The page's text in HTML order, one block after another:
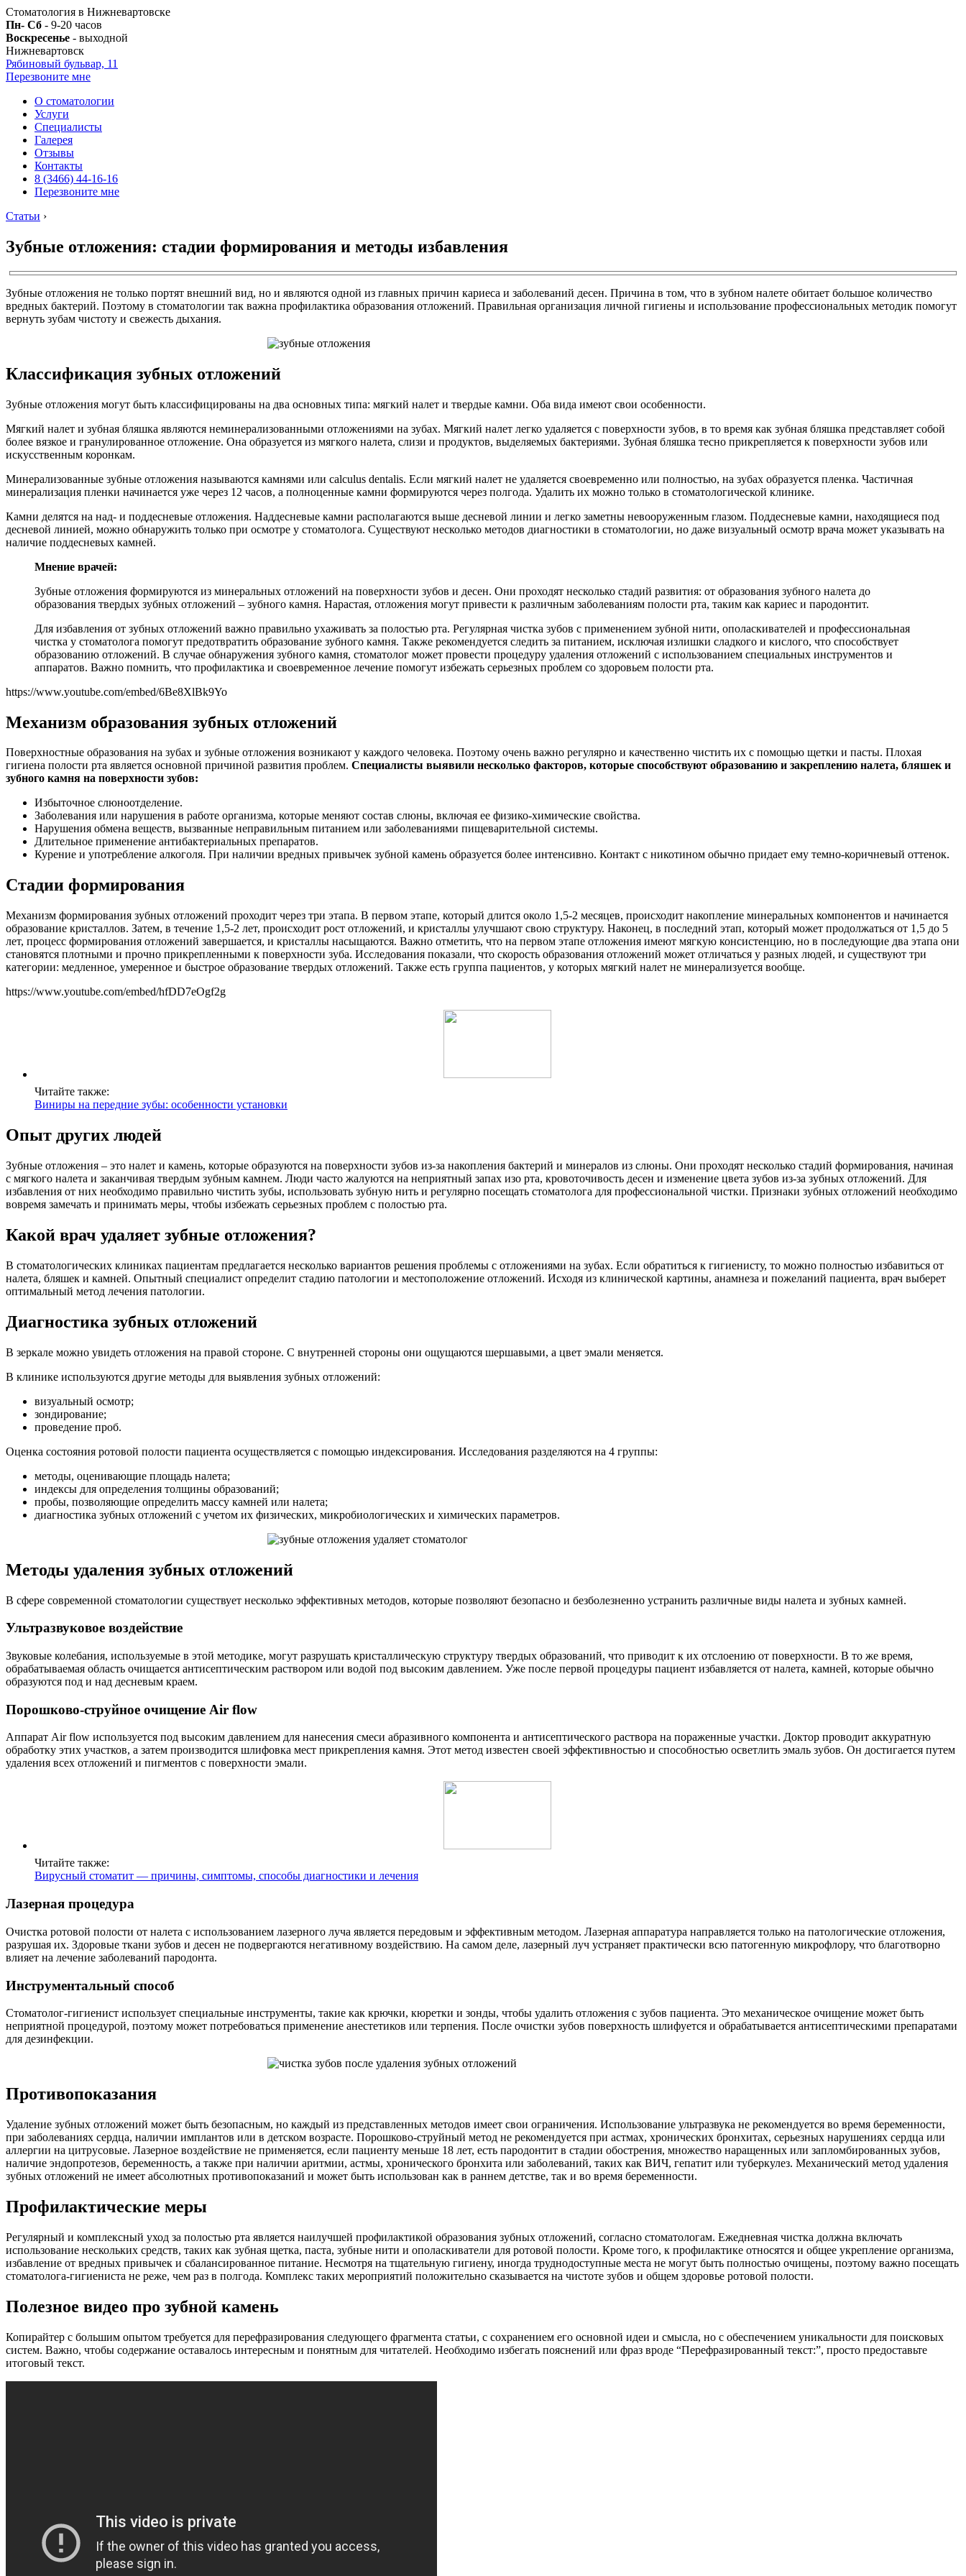
Стоматология в Нижневартовске
Пн- Сб - 9-20 часов
Воскресенье - выходной
Нижневартовск
Рябиновый бульвар, 11
Перезвоните мне
О стоматологии
Услуги
Специалисты
Галерея
Отзывы
Контакты
8 (3466) 44-16-16
Перезвоните мне
Статьи ›
Зубные отложения: стадии формирования и методы избавления
Зубные отложения не только портят внешний вид, но и являются одной из главных причин кариеса и заболеваний десен. Причина в том, что в зубном налете обитает большое количество
вредных бактерий. Поэтому в стоматологии так важна профилактика образования отложений. Правильная организация личной гигиены и использование профессиональных методик помогут
вернуть зубам чистоту и свежесть дыхания.
Классификация зубных отложений
Зубные отложения могут быть классифицированы на два основных типа: мягкий налет и твердые камни. Оба вида имеют свои особенности.
Мягкий налет и зубная бляшка являются неминерализованными отложениями на зубах. Мягкий налет легко удаляется с поверхности зубов, в то время как зубная бляшка представляет собой
более вязкое и гранулированное отложение. Она образуется из мягкого налета, слизи и продуктов, выделяемых бактериями. Зубная бляшка тесно прикрепляется к поверхности зубов или
искусственным коронкам.
Минерализованные зубные отложения называются камнями или calculus dentalis. Если мягкий налет не удаляется своевременно или полностью, на зубах образуется пленка. Частичная
минерализация пленки начинается уже через 12 часов, а полноценные камни формируются через полгода. Удалить их можно только в стоматологической клинике.
Камни делятся на над- и поддесневые отложения. Наддесневые камни располагаются выше десневой линии и легко заметны невооруженным глазом. Поддесневые камни, находящиеся под
десневой линией, можно обнаружить только при осмотре у стоматолога. Существуют несколько методов диагностики в стоматологии, но даже визуальный осмотр врача может указывать на
наличие поддесневых камней.
Мнение врачей:
Зубные отложения формируются из минеральных отложений на поверхности зубов и десен. Они проходят несколько стадий развития: от образования зубного налета до
образования твердых зубных отложений – зубного камня. Нарастая, отложения могут привести к различным заболеваниям полости рта, таким как кариес и пародонтит.
Для избавления от зубных отложений важно правильно ухаживать за полостью рта. Регулярная чистка зубов с применением зубной нити, ополаскивателей и профессиональная
чистка у стоматолога помогут предотвратить образование зубного камня. Также рекомендуется следить за питанием, исключая излишки сладкого и кислого, что способствует
образованию отложений. В случае обнаружения зубного камня, стоматолог может провести процедуру удаления отложений с использованием специальных инструментов и
аппаратов. Важно помнить, что профилактика и своевременное лечение помогут избежать серьезных проблем со здоровьем полости рта.
https://www.youtube.com/embed/6Be8XlBk9Yo
Механизм образования зубных отложений
Поверхностные образования на зубах и зубные отложения возникают у каждого человека. Поэтому очень важно регулярно и качественно чистить их с помощью щетки и пасты. Плохая
гигиена полости рта является основной причиной развития проблем. Специалисты выявили несколько факторов, которые способствуют образованию и закреплению налета, бляшек и
зубного камня на поверхности зубов:
Избыточное слюноотделение.
Заболевания или нарушения в работе организма, которые меняют состав слюны, включая ее физико-химические свойства.
Нарушения обмена веществ, вызванные неправильным питанием или заболеваниями пищеварительной системы.
Длительное применение антибактериальных препаратов.
Курение и употребление алкоголя. При наличии вредных привычек зубной камень образуется более интенсивно. Контакт с никотином обычно придает ему темно-коричневый оттенок.
Стадии формирования
Механизм формирования зубных отложений проходит через три этапа. В первом этапе, который длится около 1,5-2 месяцев, происходит накопление минеральных компонентов и начинается
образование кристаллов. Затем, в течение 1,5-2 лет, происходит рост отложений, и кристаллы улучшают свою структуру. Наконец, в последний этап, который может продолжаться от 1,5 до 5
лет, процесс формирования отложений завершается, и кристаллы насыщаются. Важно отметить, что на первом этапе отложения имеют мягкую консистенцию, но в последующие два этапа они
становятся плотными и прочно прикрепленными к поверхности зуба. Исследования показали, что скорость образования отложений может отличаться у разных людей, и существуют три
категории: медленное, умеренное и быстрое образование твердых отложений. Также есть группа пациентов, у которых мягкий налет не минерализуется вообще.
https://www.youtube.com/embed/hfDD7eOgf2g
Читайте также:
Виниры на передние зубы: особенности установки
Опыт других людей
Зубные отложения – это налет и камень, которые образуются на поверхности зубов из-за накопления бактерий и минералов из слюны. Они проходят несколько стадий формирования, начиная
с мягкого налета и заканчивая твердым зубным камнем. Люди часто жалуются на неприятный запах изо рта, кровоточивость десен и изменение цвета зубов из-за зубных отложений. Для
избавления от них необходимо правильно чистить зубы, использовать зубную нить и регулярно посещать стоматолога для профессиональной чистки. Признаки зубных отложений необходимо
вовремя замечать и принимать меры, чтобы избежать серьезных проблем с полостью рта.
Какой врач удаляет зубные отложения?
В стоматологических клиниках пациентам предлагается несколько вариантов решения проблемы с отложениями на зубах. Если обратиться к гигиенисту, то можно полностью избавиться от
налета, бляшек и камней. Опытный специалист определит стадию патологии и местоположение отложений. Исходя из клинической картины, анамнеза и пожеланий пациента, врач выберет
оптимальный метод лечения патологии.
Диагностика зубных отложений
В зеркале можно увидеть отложения на правой стороне. С внутренней стороны они ощущаются шершавыми, а цвет эмали меняется.
В клинике используются другие методы для выявления зубных отложений:
визуальный осмотр;
зондирование;
проведение проб.
Оценка состояния ротовой полости пациента осуществляется с помощью индексирования. Исследования разделяются на 4 группы:
методы, оценивающие площадь налета;
индексы для определения толщины образований;
пробы, позволяющие определить массу камней или налета;
диагностика зубных отложений с учетом их физических, микробиологических и химических параметров.
Методы удаления зубных отложений
В сфере современной стоматологии существует несколько эффективных методов, которые позволяют безопасно и безболезненно устранить различные виды налета и зубных камней.
Ультразвуковое воздействие
Звуковые колебания, используемые в этой методике, могут разрушать кристаллическую структуру твердых образований, что приводит к их отслоению от поверхности. В то же время,
обрабатываемая область очищается антисептическим раствором или водой под высоким давлением. Уже после первой процедуры пациент избавляется от налета, камней, которые обычно
образуются под и над десневым краем.
Порошково-струйное очищение Air flow
Аппарат Air flow используется под высоким давлением для нанесения смеси абразивного компонента и антисептического раствора на пораженные участки. Доктор проводит аккуратную
обработку этих участков, а затем производится шлифовка мест прикрепления камня. Этот метод известен своей эффективностью и способностью осветлить эмаль зубов. Он достигается путем
удаления всех отложений и пигментов с поверхности эмали.
Читайте также:
Вирусный стоматит — причины, симптомы, способы диагностики и лечения
Лазерная процедура
Очистка ротовой полости от налета с использованием лазерного луча является передовым и эффективным методом. Лазерная аппаратура направляется только на патологические отложения,
разрушая их. Здоровые ткани зубов и десен не подвергаются негативному воздействию. На самом деле, лазерный луч устраняет практически всю патогенную микрофлору, что благотворно
влияет на лечение заболеваний пародонта.
Инструментальный способ
Стоматолог-гигиенист использует специальные инструменты, такие как крючки, кюретки и зонды, чтобы удалить отложения с зубов пациента. Это механическое очищение может быть
неприятной процедурой, поэтому может потребоваться применение анестетиков или терпения. После очистки зубов поверхность шлифуется и обрабатывается антисептическими препаратами
для дезинфекции.
Противопоказания
Удаление зубных отложений может быть безопасным, но каждый из представленных методов имеет свои ограничения. Использование ультразвука не рекомендуется во время беременности,
при заболеваниях сердца, наличии имплантов или в детском возрасте. Порошково-струйный метод не рекомендуется при астмах, хронических бронхитах, серьезных нарушениях сердца или
аллергии на цитрусовые. Лазерное воздействие не применяется, если пациенту меньше 18 лет, есть пародонтит в стадии обострения, множество наращенных или запломбированных зубов,
наличие эндопротезов, беременность, а также при наличии аритмии, астмы, хронического бронхита или заболеваний, таких как ВИЧ, гепатит или туберкулез. Механический метод удаления
зубных отложений не имеет абсолютных противопоказаний и может быть использован как в раннем детстве, так и во время беременности.
Профилактические меры
Регулярный и комплексный уход за полостью рта является наилучшей профилактикой образования зубных отложений, согласно стоматологам. Ежедневная чистка должна включать
использование нескольких средств, таких как зубная щетка, паста, зубные нити и ополаскиватели для ротовой полости. Кроме того, к профилактике относятся и общее укрепление организма,
избавление от вредных привычек и сбалансированное питание. Несмотря на тщательную гигиену, иногда труднодоступные места не могут быть полностью очищены, поэтому важно посещать
стоматолога-гигиениста не реже, чем раз в полгода. Комплекс таких мероприятий положительно сказывается на чистоте зубов и общем здоровье ротовой полости.
Полезное видео про зубной камень
Копирайтер с большим опытом требуется для перефразирования следующего фрагмента статьи, с сохранением его основной идеи и смысла, но с обеспечением уникальности для поисковых
систем. Важно, чтобы содержание оставалось интересным и понятным для читателей. Необходимо избегать пояснений или фраз вроде “Перефразированный текст:”, просто предоставьте
итоговый текст.